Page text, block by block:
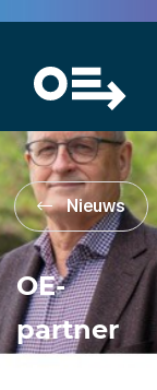
Nieuws
OE-
partner